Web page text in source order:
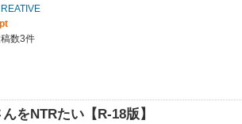
稿数3件
をNTRたい【R-18版】